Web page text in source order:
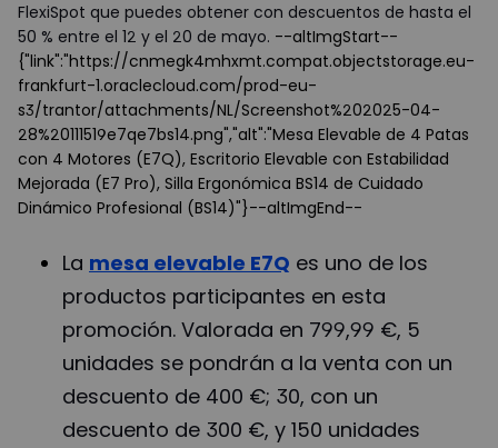
FlexiSpot que puedes obtener con descuentos de hasta el
50 % entre el 12 y el 20 de mayo. --altImgStart--
{"link":"https://cnmegk4mhxmt.compat.objectstorage.eu-
frankfurt-1.oraclecloud.com/prod-eu-
s3/trantor/attachments/NL/Screenshot%202025-04-
28%20111519e7qe7bs14.png","alt":"Mesa Elevable de 4 Patas
con 4 Motores (E7Q), Escritorio Elevable con Estabilidad
Mejorada (E7 Pro), Silla Ergonómica BS14 de Cuidado
Dinámico Profesional (BS14)"}--altImgEnd--
La mesa elevable E7Q es uno de los
productos participantes en esta
promoción. Valorada en 799,99 €, 5
unidades se pondrán a la venta con un
descuento de 400 €; 30, con un
descuento de 300 €, y 150 unidades